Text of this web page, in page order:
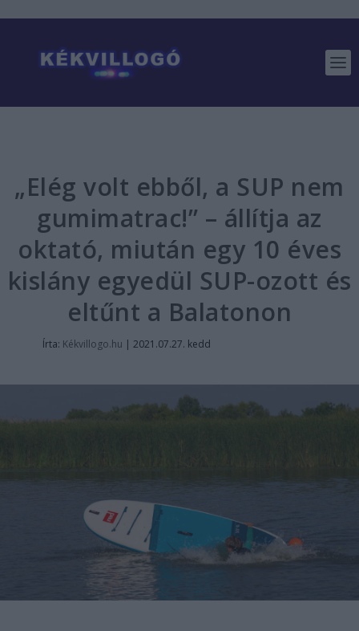
„Elég volt ebből, a SUP nem
gumimatrac!” – állítja az
oktató, miután egy 10 éves
kislány egyedül SUP-ozott és
eltűnt a Balatonon
Írta: Kékvillogo.hu | 2021.07.27. kedd